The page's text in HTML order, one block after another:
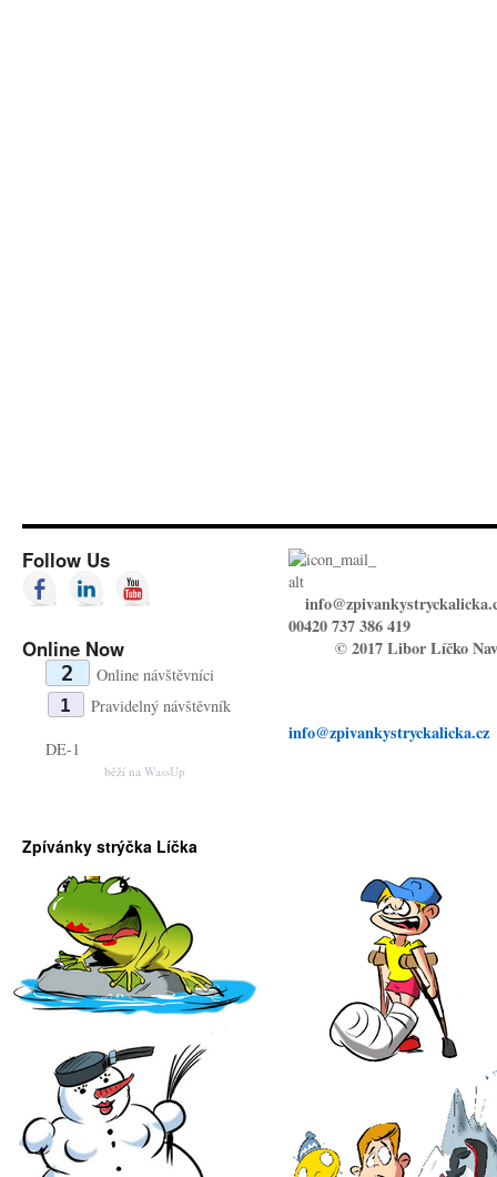
Follow Us
Online Now
2
Online návštěvníci
1
Pravidelný návštěvník
DE-1
běží na WassUp
00420 737 386 419
© 2017 Libor Líčko
info@zpivankystryckalicka.cz
Zpívánky strýčka Líčka